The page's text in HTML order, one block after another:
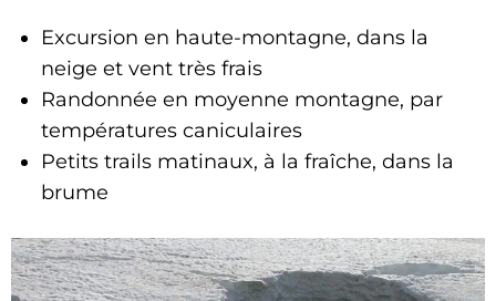
Excursion en haute-montagne, dans la
neige et vent très frais
Randonnée en moyenne montagne, par
températures caniculaires
Petits trails matinaux, à la fraîche, dans la
brume